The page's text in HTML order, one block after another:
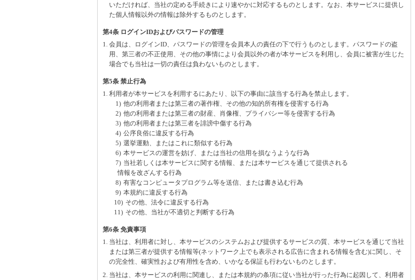
いただければ、当社の定める手続きにより速やかに対応するものとします。なお、本サービスに提供し
た個人情報以外の情報は除外するものとします。
第4条 ログインIDおよびパスワードの管理
1. 会員は、ログインID、パスワードの管理を会員本人の責任の下で行うものとします。パスワードの盗
用、第三者の不正使用、その他の事情により会員以外の者が本サービスを利用し、会員に被害が生じた
場合でも当社は一切の責任は負わないものとします。
第5条 禁止行為
1. 利用者が本サービスを利用するにあたり、以下の事由に該当する行為を禁止します。
1) 他の利用者または第三者の著作権、その他の知的所有権を侵害する行為
2) 他の利用者または第三者の財産、肖像権、プライバシー等を侵害する行為
3) 他の利用者または第三者を誹謗中傷する行為
4) 公序良俗に違反する行為
5) 選挙運動、またはこれに類似する行為
6) 本サービスの運営を妨げ、または当社の信用を損なうような行為
7) 当社若しくは本サービスに関する情報、または本サービスを通じて提供される
情報を改ざんする行為
8) 有害なコンピュータプログラム等を送信、または書き込む行為
9) 本規約に違反する行為
10) その他、法令に違反する行為
11) その他、当社が不適切と判断する行為
第6条 免責事項
1. 当社は、利用者に対し、本サービスのシステムおよび提供するサービスの質、本サービスを通じて当社
または第三者が提供する情報等(ネットワーク上でも表示される広告に含まれる情報を含む)に関し、そ
の完全性、確実性および有用性を含め、いかなる保証も行わないものとします。
2. 当社は、本サービスの利用に関連し、または本規約の条項に従い当社が行った行為に起因して、利用者